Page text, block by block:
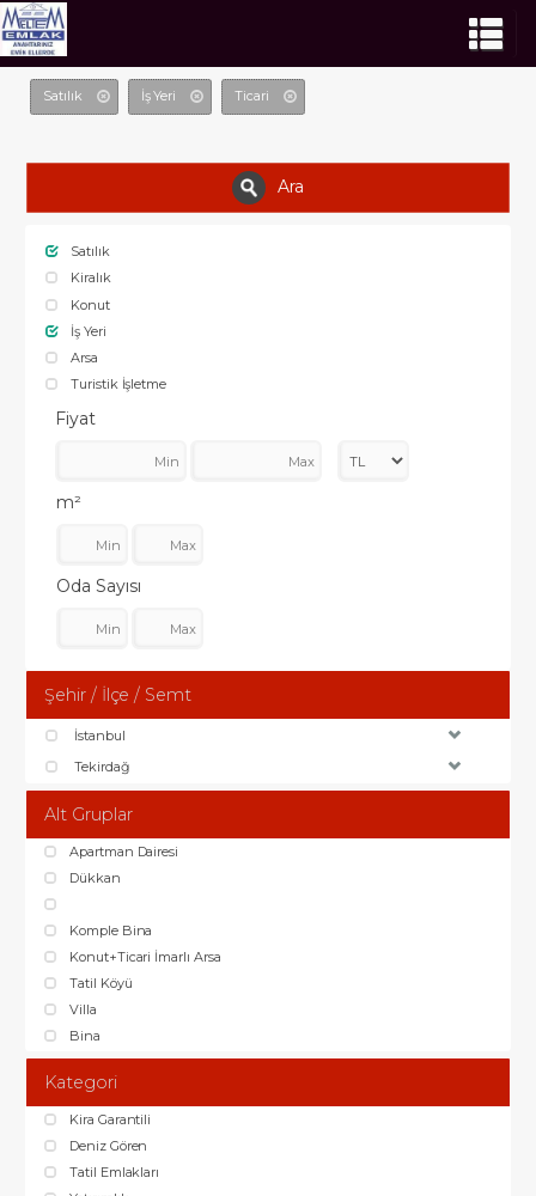
Satılık İş Yeri Ticari
Ara
Satılık
Kiralık
Konut
İş Yeri
Arsa
Turistik İşletme
Fiyat
m²
Oda Sayısı
Şehir / İlçe / Semt
İstanbul
Tekirdağ
Alt Gruplar
Apartman Dairesi
Dükkan
Komple Bina
Konut+Ticari İmarlı Arsa
Tatil Köyü
Villa
Bina
Kategori
Kira Garantili
Deniz Gören
Tatil Emlakları